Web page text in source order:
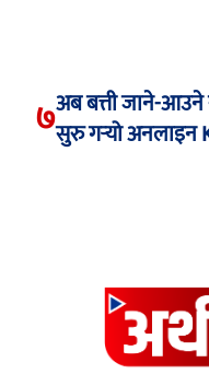
७अब बत्ती जाने-आउने
सुरु गर्‍यो अनलाइन